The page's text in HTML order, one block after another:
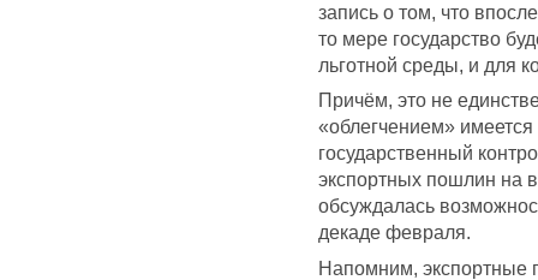
запись о том, что
то мере государство
льготной среды, и для
Причём, это не
«облегчением»
государственный
экспортных пошлин на
обсуждалась
декаде февраля.
Напомним, экспортные